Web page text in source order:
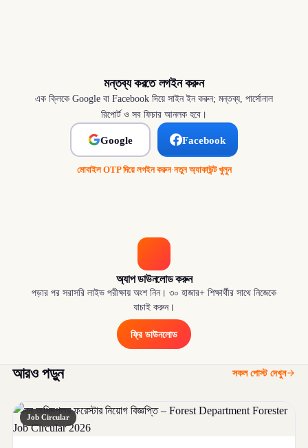
মন্তব্য করতে লগইন করুন
এক ক্লিকে Google বা Facebook দিয়ে সাইন ইন করুন; মন্তব্য, পার্সোনাল
রিপোর্ট ও সব ফিচার আনলক হবে।
Google Facebook
মোবাইল OTP দিয়ে লগইন করুন·নতুন অ্যাকাউন্ট খুলুন
অ্যাপ ডাউনলোড করুন
পড়ার পর সরাসরি লাইভ পরীক্ষায় অংশ নিন। ৩০ হাজার+ শিক্ষার্থীর সাথে নিজেকে
যাচাই করুন।
ফ্রি ডাউনলোড
আরও পড়ুন সকল পোস্ট দেখুন
Job Circular